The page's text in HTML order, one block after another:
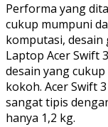
Performa yang
cukup mumpuni
komputasi,
Laptop Acer Swift
desain yang
kokoh. Acer Swift
sangat tipis
hanya 1,2 kg.